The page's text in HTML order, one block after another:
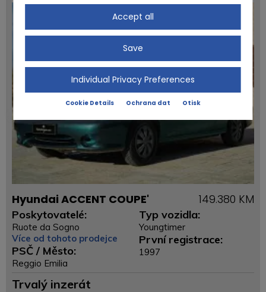
Hyundai ACCENT COUPE' 149.380 KM
Poskytovatelé:
Ruote da Sogno
Více od tohoto prodejce
PSČ / Město:
Reggio Emilia
Typ vozidla:
Youngtimer
První registrace:
1997
Trvalý inzerát
Accept all
Save
Individual Privacy Preferences
Cookie Details Ochrana dat Otisk